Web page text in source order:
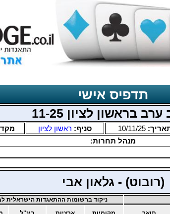
תדפיס אישי
בראשון לציון 11-25
10/11/25 סניף: ראשון לציון
מנהל תחרות:
(רובוט) - גלאון אבי
ניקוד ברשומות ההתאגדות הישראלית